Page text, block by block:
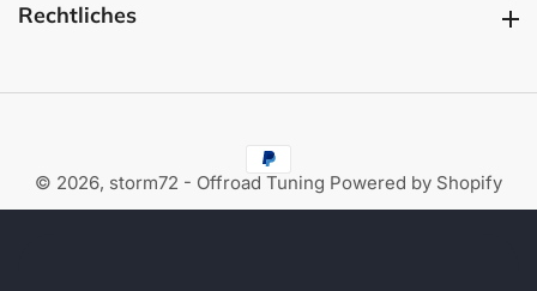
Rechtliches
© 2026, storm72 - Offroad Tuning Powered by Shopify